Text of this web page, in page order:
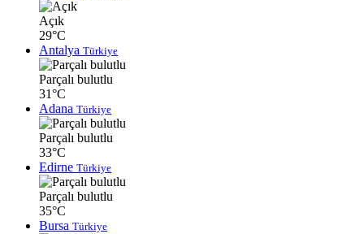
Açık
29°C
Antalya Türkiye
Parçalı bulutlu
31°C
Adana Türkiye
Parçalı bulutlu
33°C
Edirne Türkiye
Parçalı bulutlu
35°C
Bursa Türkiye